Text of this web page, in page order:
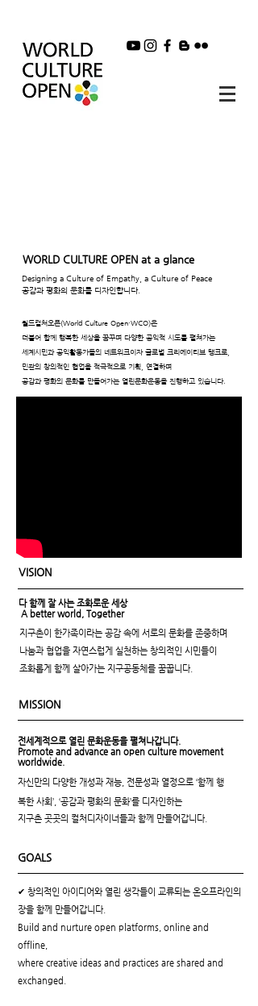
WORLD CULTURE OPEN at a glance
Designing a Culture of Empathy, a Culture of Peace
공감과 평화의 문화를 디자인합니다.
월드컬처오픈(World Culture Open·WCO)은
더불어 함께 행복한 세상을 꿈꾸며 다양한 공익적 시도를 펼쳐가는
세계시민과 공익활동가들의 네트워크이자 글로벌 크리에이티브 탱크로,
민관의 창의적인 협업을 적극적으로 기획, 연결하며
공감과 평화의 문화를 만들어가는 열린문화운동을 진행하고 있습니다.
VISION
다 함께 잘 사는 조화로운 세상​
A better world, Together
​지구촌이 한가족이라는 공감 속에 서로의 문화를 존중하며
나눔과 협업을 자연스럽게 실천하는 창의적인 시민들이
조화롭게 함께 살아가는 지구공동체를 꿈꿉니다.
MISSION
자신만의 다양한 개성과 재능, 전문성과 열정으로 ‘함께 행
복한 사회’, ‘공감과 평화의 문화’를 디자인하는
지구촌 곳곳의 컬처디자이너들과 함께 만들어갑니다.
GOALS
✔ 창의적인 아이디어와 열린 생각들이 교류되는 온오프라인의
장을 함께 만들어갑니다.
Build and nurture open platforms, online and
offline,
where creative ideas and practices are shared and
exchanged.
전세계적으로 열린 문화운동을 펼쳐나갑니다.
Promote and advance an open culture movement
worldwide.